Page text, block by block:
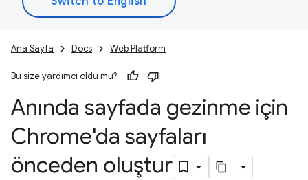
Ana Sayfa Docs Web Platform
Bu size yardımcı oldu mu?
Anında sayfada gezinme için
Chrome'da sayfaları
önceden oluştur